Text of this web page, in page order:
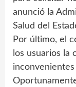
anunció la
Salud del
Por último, el
los usuarios la